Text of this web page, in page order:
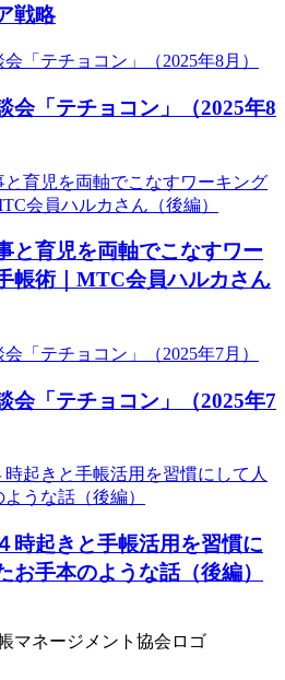
戦略
会「テチョコン」（2025年8
と育児を両軸でこなすワー
帳術｜MTC会員ハルカさん
会「テチョコン」（2025年7
時起きと手帳活用を習慣に
お手本のような話（後編）